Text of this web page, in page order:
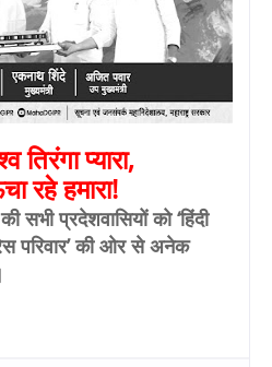
तिरंगा प्यारा,
रहे हमारा!
सभी प्रदेशवासियों को ‘हिंदी
परिवार’ की ओर से अनेक